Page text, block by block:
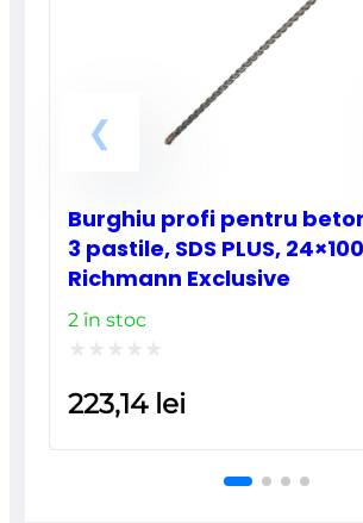
Burghiu profi pentru
3 pastile, SDS PLUS,
Richmann Exclusive
2 în stoc
la
223,14 lei